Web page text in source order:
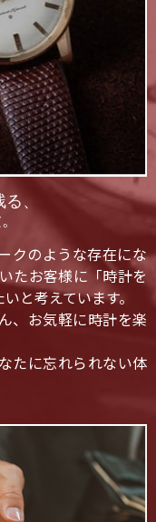
、
クのような存在にな
たお客様に「時計を
と考えています。
、お気軽に時計を楽
たに忘れられない体